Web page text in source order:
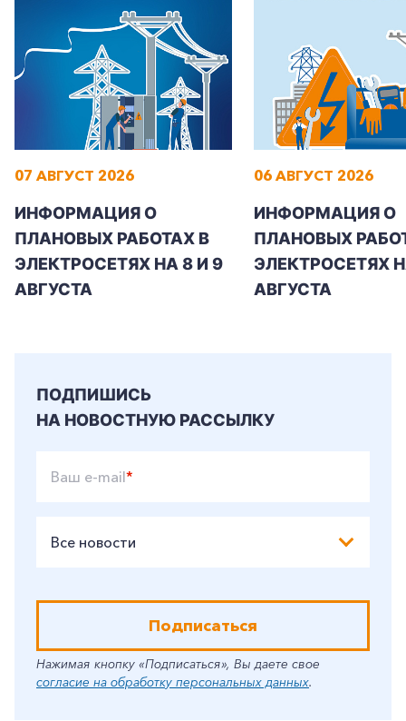
07 АВГУСТ 2026
ИНФОРМАЦИЯ О
ПЛАНОВЫХ РАБОТАХ В
ЭЛЕКТРОСЕТЯХ НА 8 И 9
АВГУСТА
06 АВГУСТ 2026
ИНФОРМАЦИЯ О
ПЛАНОВЫХ
ЭЛЕКТРОСЕТЯХ
АВГУСТА
ПОДПИШИСЬ
НА НОВОСТНУЮ РАССЫЛКУ
Ваш e-mail*
Все новости
Подписаться
Нажимая кнопку «Подписаться», Вы даете свое
согласие на обработку персональных данных.